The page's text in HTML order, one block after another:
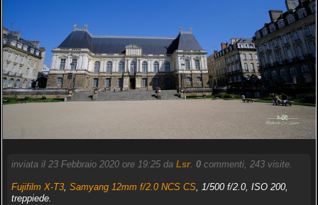
inviata il 23 Febbraio 2020 ore 19:25 da Lsr. 0commenti, 243 visite.
Fujifilm X-T3, Samyang 12mm f/2.0 NCS CS, 1/500 f/2.0, ISO 200,
treppiede.